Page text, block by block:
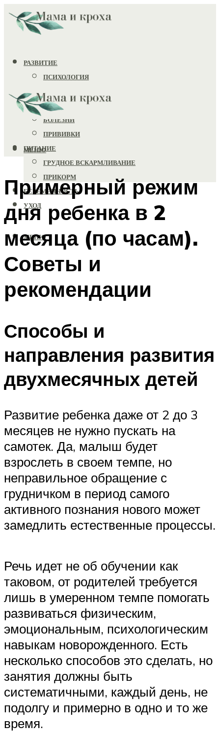
РАЗВИТИЕ
ПСИХОЛОГИЯ
ИГРУШКИ
ЗДОРОВЬЕ
БОЛЕЗНИ
ПРИВИВКИ
ПИТАНИЕ
ГРУДНОЕ ВСКАРМЛИВАНИЕ
ПРИКОРМ
БЕРЕМЕННОСТЬ
УХОД
МЕНЮ
МЕНЮ
Примерный режим
дня ребенка в 2
месяца (по часам).
Советы и
рекомендации
Способы и
направления развития
двухмесячных детей
Развитие ребенка даже от 2 до 3
месяцев не нужно пускать на
самотек. Да, малыш будет
взрослеть в своем темпе, но
неправильное обращение с
грудничком в период самого
активного познания нового может
замедлить естественные процессы.
Речь идет не об обучении как
таковом, от родителей требуется
лишь в умеренном темпе помогать
развиваться физическим,
эмоциональным, психологическим
навыкам новорожденного. Есть
несколько способов это сделать, но
занятия должны быть
систематичными, каждый день, не
подолгу и примерно в одно и то же
время.